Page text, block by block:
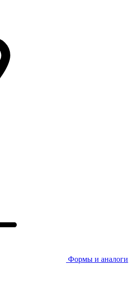
Формы и аналоги